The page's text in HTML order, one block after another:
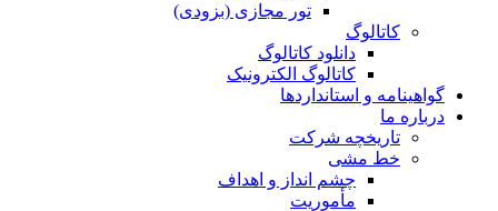
تور مجازی (بزودی)
کاتالوگ
دانلود کاتالوگ
کاتالوگ الکترونیک
گواهینامه و استانداردها
درباره ما
تاریخچه شرکت
خط مشی
چشم انداز و اهداف
مأموریت